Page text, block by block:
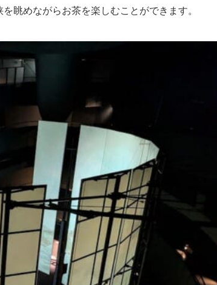
眺めながらお茶を楽しむことができます。